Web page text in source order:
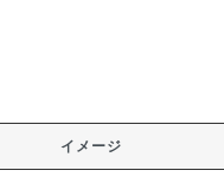
イメージ